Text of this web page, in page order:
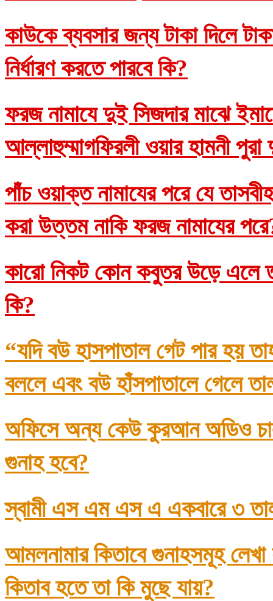
কাউকে ব্যবসার জন্য টাকা দিলে
নির্ধারণ করতে পারবে কি?
ফরজ নামাযে দুই সিজদার মাঝে
আল্লাহুম্মাগফিরলী ওয়ার হামনী
পাঁচ ওয়াক্ত নামাযের পরে যে
করা উত্তম নাকি ফরজ নামাযের
কারো নিকট কোন কবুতর উড়ে এলে
কি?
“যদি বউ হাসপাতাল গেট পার হয়
বললে এবং বউ হাঁসপাতালে গেলে
অফিসে অন্য কেউ কুরআন অডিও
গুনাহ হবে?
স্বামী এস এম এস এ একবারে ৩
আমলনামার কিতাবে গুনাহসমূহ
কিতাব হতে তা কি মুছে যায়?